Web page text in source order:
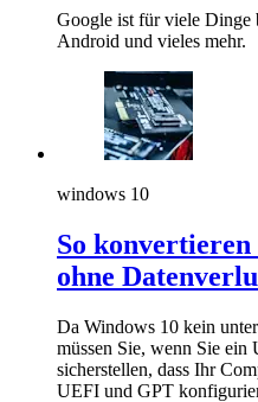
Google ist für viele Dinge
Android und vieles mehr.
windows 10
So
ohne
Da Windows 10 kein
müssen Sie, wenn Sie ein
sicherstellen, dass Ihr
UEFI und GPT